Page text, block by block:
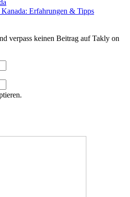
Erfahrungen & Tipps
verpass keinen Beitrag auf Takly on